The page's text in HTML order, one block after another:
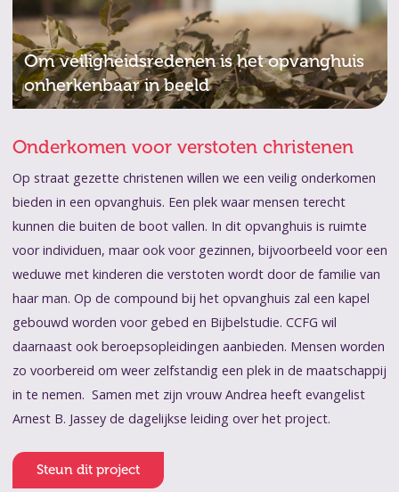
Om veiligheidsredenen is het opvanghuis
onherkenbaar in beeld
Onderkomen voor verstoten christenen
Op straat gezette christenen willen we een veilig onderkomen
bieden in een opvanghuis. Een plek waar mensen terecht
kunnen die buiten de boot vallen. In dit opvanghuis is ruimte
voor individuen, maar ook voor gezinnen, bijvoorbeeld voor een
weduwe met kinderen die verstoten wordt door de familie van
haar man. Op de compound bij het opvanghuis zal een kapel
gebouwd worden voor gebed en Bijbelstudie. CCFG wil
daarnaast ook beroepsopleidingen aanbieden. Mensen worden
zo voorbereid om weer zelfstandig een plek in de maatschappij
in te nemen. Samen met zijn vrouw Andrea heeft evangelist
Arnest B. Jassey de dagelijkse leiding over het project.
Steun dit project